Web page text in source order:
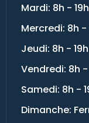
Mardi: 8h - 19h
Mercredi: 8h -
Jeudi: 8h - 19h
Vendredi: 8h -
Samedi: 8h -
Dimanche: